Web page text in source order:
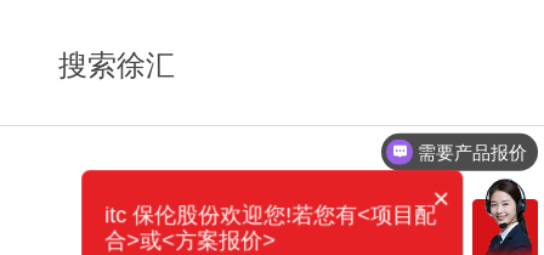
搜索徐汇
需要产品报价
×
itc 保伦股份欢迎您!若您有<项目配
合>或<方案报价>